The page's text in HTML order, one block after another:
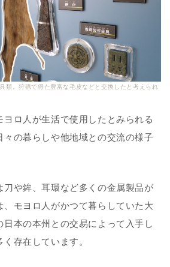
類。狩猟で得た豊富な毛皮などと交換したと考えられ
ヨロ人が生活で使用したとみられる
々の暮らしや他地域との交流の様子
刀や鉾、耳環など多くの金属製品が
、モヨロ人がかつて暮らしていた大
日本の本州との交易によって入手し
存在しています。